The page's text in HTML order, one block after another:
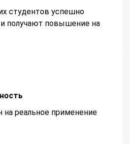
студентов успешно
получают повышение на
на реальное применение